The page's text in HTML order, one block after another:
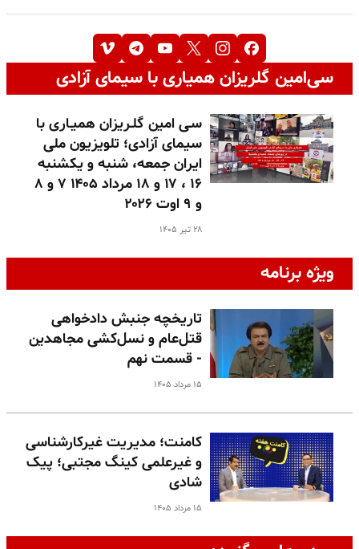
سی‌امین گلریزان همیاری با سیمای آزادی
سـی امین گلـریزان همیـاری با
سیمای آزادی؛ تلویزیون ملی
ایران جمعه، شنبه و یکشنبه
۱۶ ، ۱۷ و ۱۸ مرداد ۱۴۰۵ ۷ و ۸
و ۹ اوت ۲۰۲۶
۲۸ تیر ۱۴۰۵
ویژه برنامه
تاریخچه جنبش دادخواهی
قتل‌عام و نسل‌کشی مجاهدین
- قسمت نهم
۱۵ مرداد ۱۴۰۵
کامنت؛ مدیریت غیرکارشناسی
و غیرعلمی کینگ مجتبی؛ پیک
شادی
۱۵ مرداد ۱۴۰۵